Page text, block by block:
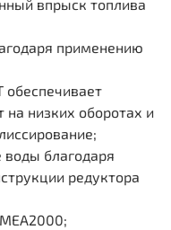
впрыск топлива
применению
обеспечивает
низких оборотах и
благодаря
редуктора